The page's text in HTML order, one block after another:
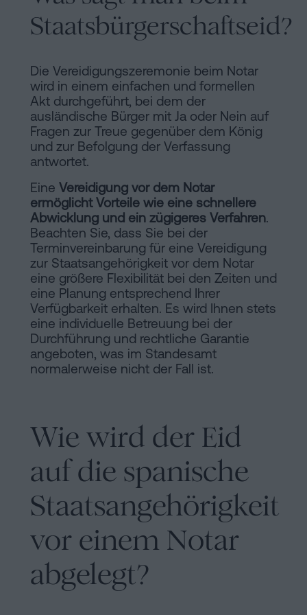
Staatsbürgerschaftseid?
Die Vereidigungszeremonie beim Notar
wird in einem einfachen und formellen
Akt durchgeführt, bei dem der
ausländische Bürger mit Ja oder Nein auf
Fragen zur Treue gegenüber dem König
und zur Befolgung der Verfassung
antwortet.
Eine Vereidigung vor dem Notar
ermöglicht Vorteile wie eine schnellere
Abwicklung und ein zügigeres Verfahren.
Beachten Sie, dass Sie bei der
Terminvereinbarung für eine Vereidigung
zur Staatsangehörigkeit vor dem Notar
eine größere Flexibilität bei den Zeiten und
eine Planung entsprechend Ihrer
Verfügbarkeit erhalten. Es wird Ihnen stets
eine individuelle Betreuung bei der
Durchführung und rechtliche Garantie
angeboten, was im Standesamt
normalerweise nicht der Fall ist.
Wie wird der Eid
auf die spanische
Staatsangehörigkeit
vor einem Notar
abgelegt?